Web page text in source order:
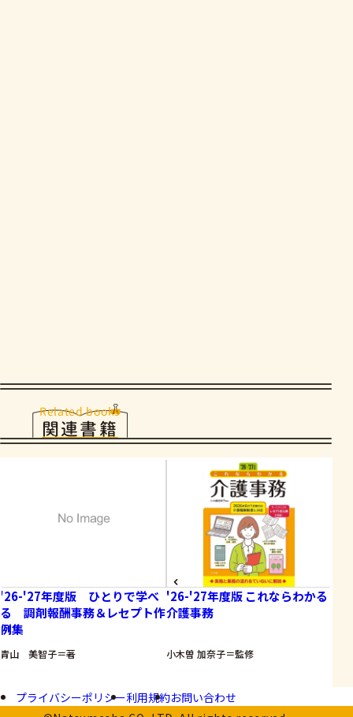
Related books
関連書籍
'26-'27年度版 ひとりで学べ
る 調剤報酬事務＆レセプト作
例集
青山 美智子＝著
'26-'27年度版 これならわかる
介護事務
小木曽 加奈子＝監修
プライバシーポリシー利用規約お問い合わせ